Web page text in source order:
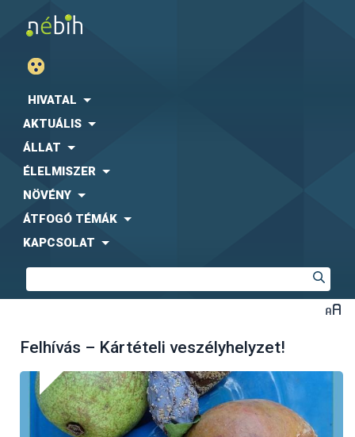
HIVATAL
AKTUÁLIS
ÁLLAT
ÉLELMISZER
NÖVÉNY
ÁTFOGÓ TÉMÁK
KAPCSOLAT
Felhívás – Kártételi veszélyhelyzet!